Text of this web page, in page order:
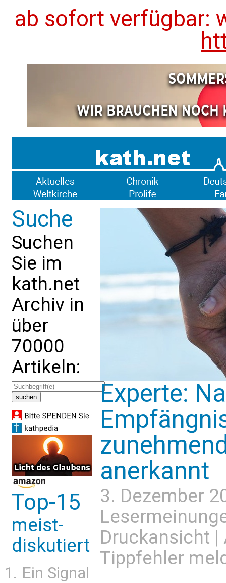
ab sofort verfügbar:
Suche
Suchen
Sie im
kath.net
Archiv in
über
70000
Artikeln:
Top-15
meist-
diskutiert
Ein Signal
Experte:
anerkannt
3. Dezember
Druckansicht |
Tippfehler